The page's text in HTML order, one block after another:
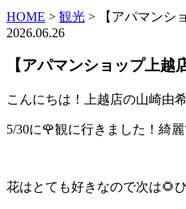
HOME > 観光 >
【アパマン
2026.06.26
【アパマンショップ上
こんにちは！上越店の山崎由希
5/30に🌹観に行きました！綺
花はとても好きなので次は🌻